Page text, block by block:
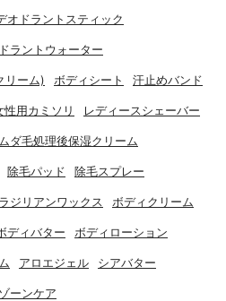
オドラントスティック
ラントウォーター
リーム) ボディシート 汗止めバンド
性用カミソリ レディースシェーバー
ムダ毛処理後保湿クリーム
除毛パッド 除毛スプレー
ジリアンワックス ボディクリーム
ディバター ボディローション
アロエジェル シアバター
ーンケア